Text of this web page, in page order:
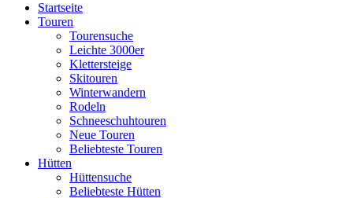
Startseite
Touren
Tourensuche
Leichte 3000er
Klettersteige
Skitouren
Winterwandern
Rodeln
Schneeschuhtouren
Neue Touren
Beliebteste Touren
Hütten
Hüttensuche
Beliebteste Hütten